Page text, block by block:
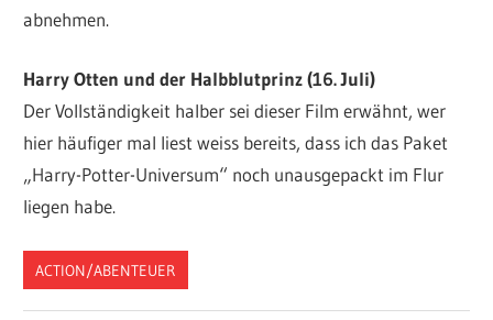
abnehmen.
Harry Otten und der Halbblutprinz (16. Juli)
Der Vollständigkeit halber sei dieser Film erwähnt, wer
hier häufiger mal liest weiss bereits, dass ich das Paket
„Harry-Potter-Universum“ noch unausgepackt im Flur
liegen habe.
ACTION/ABENTEUER